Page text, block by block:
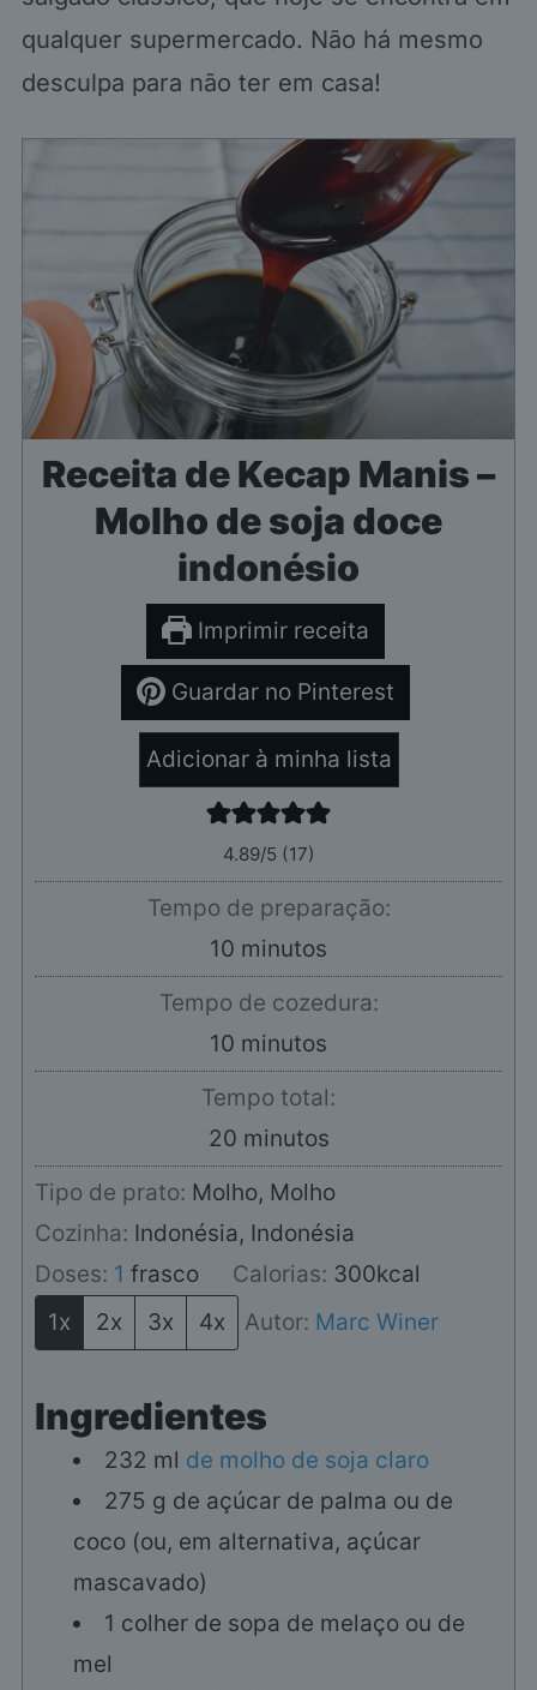
qualquer supermercado. Não há mesmo
desculpa para não ter em casa!
Receita de Kecap Manis –
Molho de soja doce
indonésio
Imprimir receita
Guardar no Pinterest
Adicionar à minha lista
4.89/5 (17)
Tempo de preparação:
10 minutos
minutos
Tempo de cozedura:
10 minutos
minutos
Tempo total:
20minutos
minutos
Tipo de prato: Molho, Molho
Cozinha: Indonésia, Indonésia
Doses: 1 frasco Calorias: 300kcal
1x
2x 3x 4x Autor: Marc Winer
Ingredientes
232 ml de molho de soja claro
275 g de açúcar de palma ou de
coco (ou, em alternativa, açúcar
mascavado)
1 colher de sopa de melaço ou de
mel